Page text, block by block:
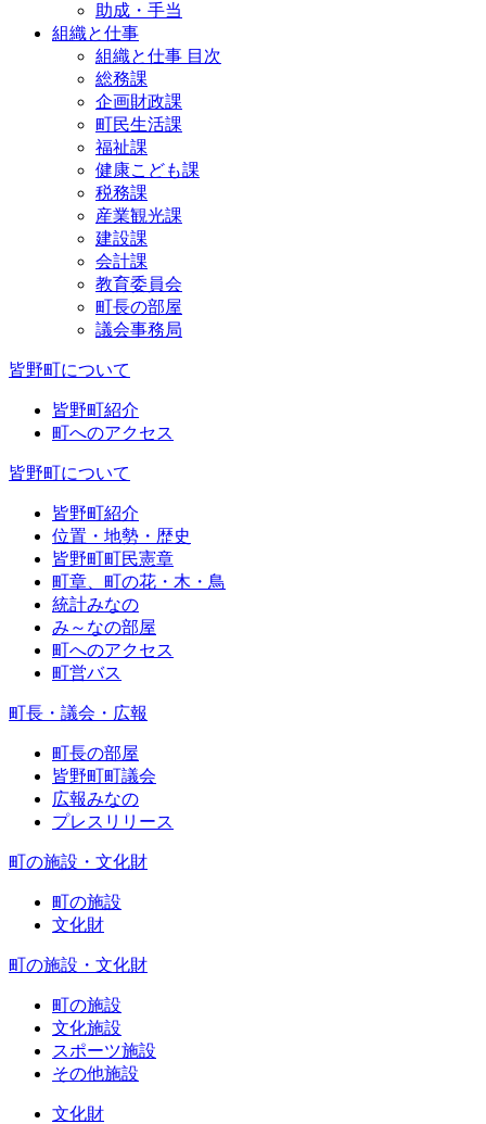
助成・手当
組織と仕事
組織と仕事 目次
総務課
企画財政課
町民生活課
福祉課
健康こども課
税務課
産業観光課
建設課
会計課
教育委員会
町長の部屋
議会事務局
皆野町について
皆野町紹介
町へのアクセス
皆野町について
皆野町紹介
位置・地勢・歴史
皆野町町民憲章
町章、町の花・木・鳥
統計みなの
み～なの部屋
町へのアクセス
町営バス
町長・議会・広報
町長の部屋
皆野町町議会
広報みなの
プレスリリース
町の施設・文化財
町の施設
文化財
町の施設・文化財
町の施設
文化施設
スポーツ施設
その他施設
文化財